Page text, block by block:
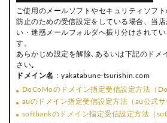
ご使用のメールソフトやセキュリティソフ
防止のための受信設定をしている場合、当
い・迷惑メールフォルダへ振り分けされて
す。
あらかじめ設定を解除､あるいは下記のドメ
さい｡
ドメイン名 ：yakatabune-tsurishin.com
DoCoMoのドメイン指定受信設定方法（
auのドメイン指定受信設定方法（au公式サ
softbankのドメイン指定受信設定方法（